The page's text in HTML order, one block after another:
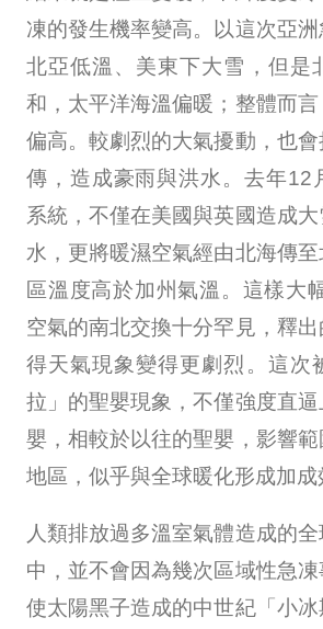
凍的發生機率變高。以這次亞
北亞低溫、美東下大雪，但是
和，太平洋海溫偏暖；整體而
偏高。較劇烈的大氣擾動，也
傳，造成豪雨與洪水。去年12
系統，不僅在美國與英國造成
水，更將暖濕空氣經由北海傳
區溫度高於加州氣溫。這樣大
空氣的南北交換十分罕見，釋
得天氣現象變得更劇烈。這次
拉」的聖嬰現象，不僅強度直
嬰，相較於以往的聖嬰，影響
地區，似乎與全球暖化形成加成
人類排放過多溫室氣體造成的
中，並不會因為幾次區域性急
使太陽黑子造成的中世紀「小